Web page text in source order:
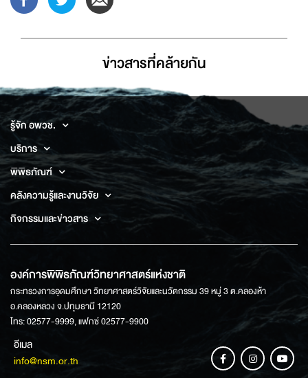
ข่าวสารที่่คล้ายกัน
รู้จัก อพวช.
บริการ
พิพิธภัณฑ์
คลังความรู้และงานวิจัย
กิจกรรมและข่าวสาร
องค์การพิพิธภัณฑ์วิทยาศาสตร์แห่งชาติ
กระทรวงการอุดมศึกษา วิทยาศาสตร์วิจัยและนวัตกรรม 39 หมู่ 3 ต.คลองห้า
อ.คลองหลวง จ.ปทุมธานี 12120
โทร: 02577-9999, แฟกซ์ 02577-9900
อีเมล
info@nsm.or.th